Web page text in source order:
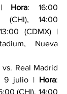
| Hora: 16:00
(CHI), 14:00
Nueva
vs. Real Madrid
9 julio | Hora:
(CHI), 14:00